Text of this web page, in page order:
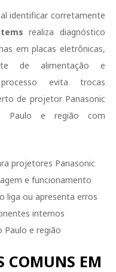
identificar corretamente
realiza diagnóstico
em placas eletrônicas,
de alimentação e
evita trocas
de projetor Panasonic
Paulo e região com
projetores Panasonic
e funcionamento
liga ou apresenta erros
internos
e região
COMUNS EM